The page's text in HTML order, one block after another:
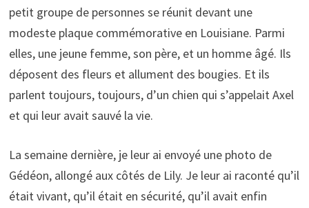
petit groupe de personnes se réunit devant une
modeste plaque commémorative en Louisiane. Parmi
elles, une jeune femme, son père, et un homme âgé. Ils
déposent des fleurs et allument des bougies. Et ils
parlent toujours, toujours, d’un chien qui s’appelait Axel
et qui leur avait sauvé la vie.
La semaine dernière, je leur ai envoyé une photo de
Gédéon, allongé aux côtés de Lily. Je leur ai raconté qu’il
était vivant, qu’il était en sécurité, qu’il avait enfin